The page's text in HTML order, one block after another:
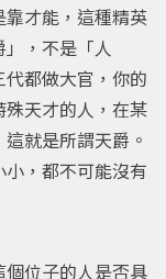
才能，這種精英
，不是「人
都做大官，你的
天才的人，在某
就是所謂天爵。
，都不可能沒有
位子的人是否具